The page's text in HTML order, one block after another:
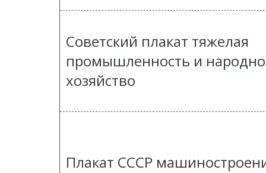
Советский плакат тяжелая
промышленность и
хозяйство
Плакат СССР